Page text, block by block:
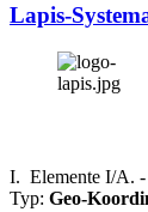
Lapis-
I. Elemente I/A.
Typ: Geo-